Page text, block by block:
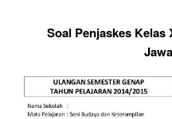
Soal Penjaskes Kelas